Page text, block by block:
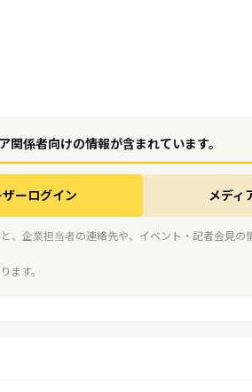
関係者向けの情報が含まれています。
ーログイン メディ
、企業担当者の連絡先や、イベント・記者会見
ます。